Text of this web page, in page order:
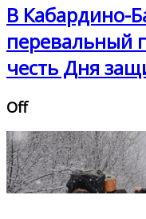
В Кабардино-
перевальный
честь Дня
Off